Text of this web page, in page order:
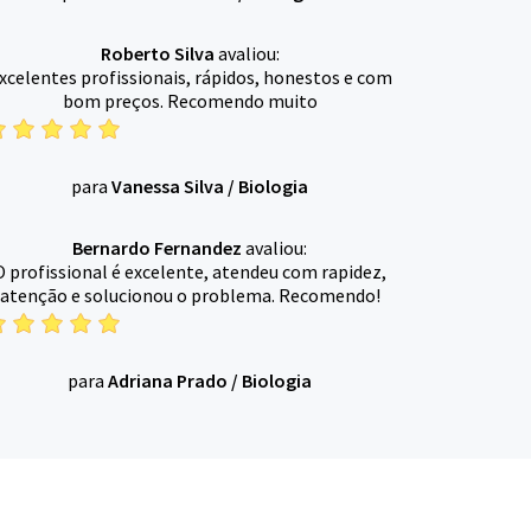
Roberto Silva avaliou:
profissionais, rápidos, honestos e com
bom preços. Recomendo muito
para Vanessa Silva / Biologia
Bernardo Fernandez avaliou:
profissional é excelente, atendeu com rapidez,
atenção e solucionou o problema. Recomendo!
para Adriana Prado / Biologia